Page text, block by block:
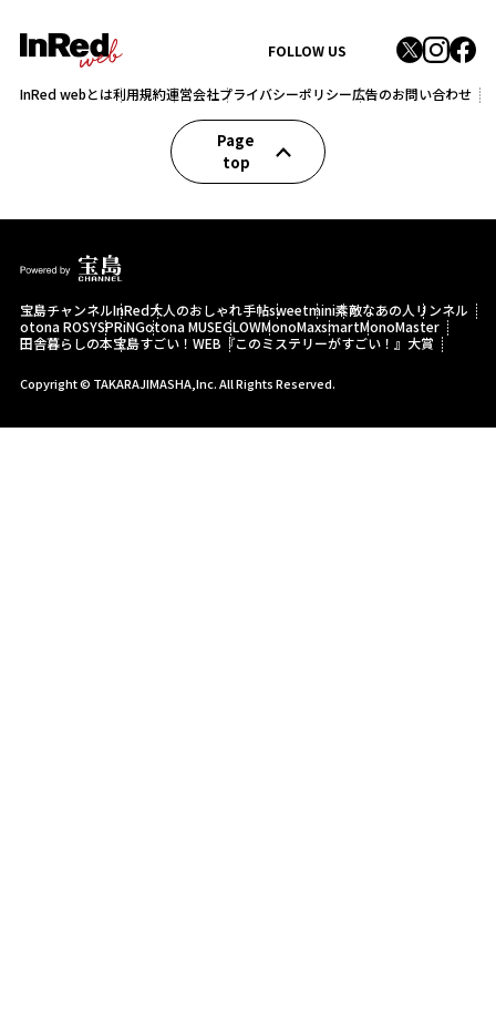
FOLLOW US
InRed webとは利用規約運営会社プライバシーポリシー広告のお問い合わせ
Page
top
宝島チャンネルInRed大人のおしゃれ手帖sweetmini素敵なあの人 リンネル
otona ROSYSPRiNGotona MUSEGLOWMonoMaxsmartMonoMaster
田舎暮らしの本宝島すごい！WEB 『このミステリーがすごい！』大賞
Copyright © TAKARAJIMASHA,Inc. All Rights Reserved.